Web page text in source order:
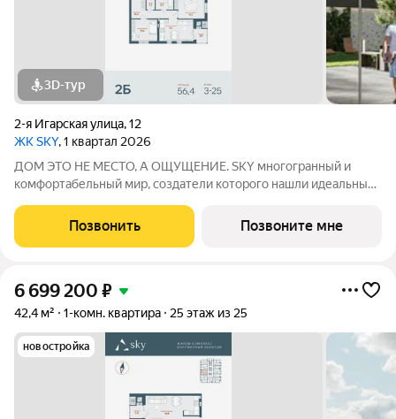
3D-тур
2-я Игарская улица,12
ЖК SKY, 1 квартал 2026
ДОМ ЭТО НЕ МЕСТО, А ОЩУЩЕНИЕ. SKY многогранный и
комфортабельный мир, создатели которого нашли идеальный
комфортом современных инженерных систем и уютом
тщательно продуманной инфраструктуры.
Позвонить Позвоните мне
6 699 200 ₽
42,4 м² 1-комн. квартира 25 этаж из 25
новостройка